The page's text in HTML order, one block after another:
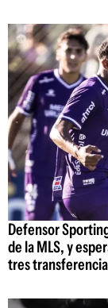
Defensor
de la MLS, y
tres